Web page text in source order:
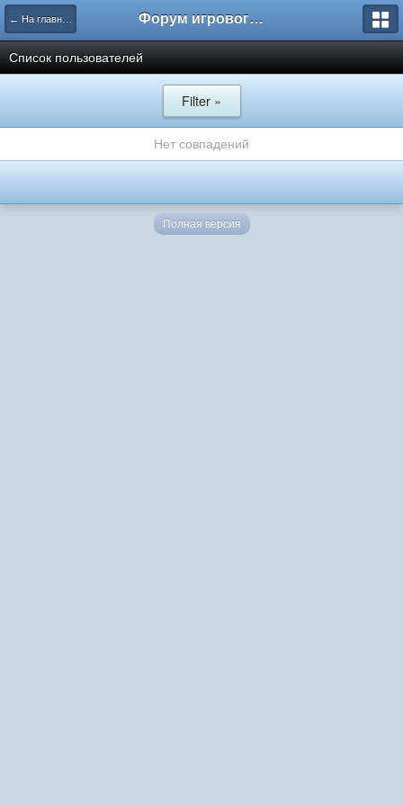
← На главную Форум игрового проекта Riverrise
Список пользователей
Filter »
Нет совпадений
Полная версия